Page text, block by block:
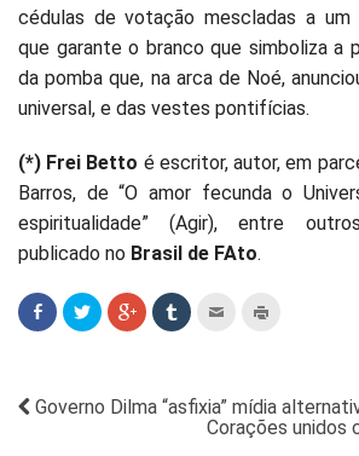
cédulas de votação mescladas a um
que garante o branco que simboliza a
da pomba que, na arca de Noé,
universal, e das vestes pontifícias.
(*) Frei Betto é escritor, autor, em
Barros, de “O amor fecunda o
espiritualidade” (Agir), entre
publicado no Brasil de FAto.
Governo Dilma “asfixia” mídia
Corações unidos